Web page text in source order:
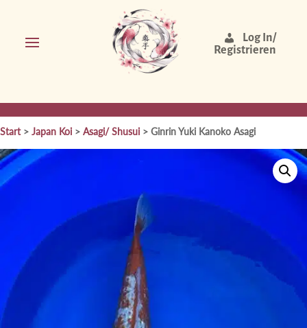
Log In/
Registrieren
Start> Japan Koi > Asagi/ Shusui > Ginrin Yuki Kanoko Asagi